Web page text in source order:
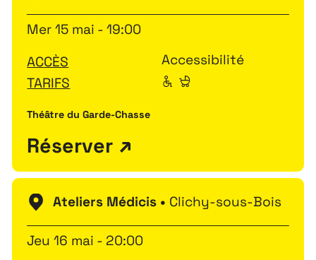
Mer 15 mai - 19:00
ACCÈS
TARIFS
Accessibilité
Théâtre du Garde-Chasse
Réserver
Ateliers Médicis • Clichy-sous-Bois
Jeu 16 mai - 20:00